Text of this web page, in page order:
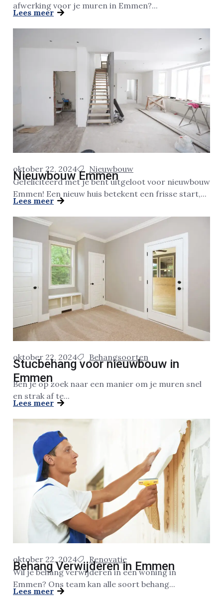
afwerking voor je muren in Emmen?...
Lees meer
oktober 22, 2024 Nieuwbouw
Nieuwbouw Emmen
Gefeliciteerd met je bent uitgeloot voor nieuwbouw
Emmen! Een nieuw huis betekent een frisse start,...
Lees meer
oktober 22, 2024 Behangsoorten
Stucbehang voor nieuwbouw in
Emmen
Ben je op zoek naar een manier om je muren snel
en strak af te...
Lees meer
oktober 22, 2024 Renovatie
Behang Verwijderen in Emmen
Wil je behang verwijderen in een woning in
Emmen? Ons team kan alle soort behang...
Lees meer